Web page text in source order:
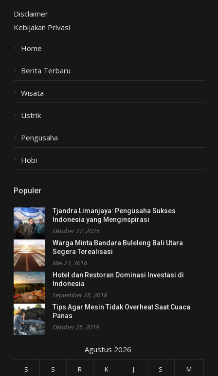
Disclaimer
Kebijakan Privasi
Home
Berita Terbaru
Wisata
Listrik
Pengusaha
Hobi
Populer
Tjandra Limanjaya: Pengusaha Sukses
Indonesia yang Menginspirasi
Oktober 27, 2025
Warga Minta Bandara Buleleng Bali Utara
Segera Terealisasi
Mei 23, 2018
Hotel dan Restoran Dominasi Investasi di
Indonesia
September 28, 2018
Tips Agar Mesin Tidak Overheat Saat Cuaca
Panas
Oktober 25, 2019
Agustus 2026
S S R K J S M